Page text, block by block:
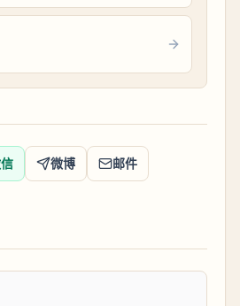
微博 邮件